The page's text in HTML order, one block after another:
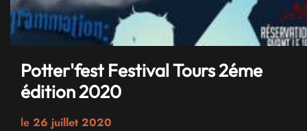
Potter'fest Festival Tours 2éme
édition 2020
le 26 juillet 2020